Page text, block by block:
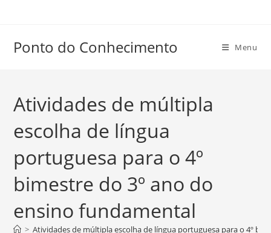
conteúdo
Ponto do Conhecimento Menu
Atividades de múltipla
escolha de língua
portuguesa para o 4º
bimestre do 3º ano do
ensino fundamental
> Atividades de múltipla escolha de língua portuguesa para o 4º